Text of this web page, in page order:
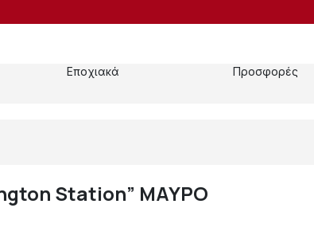
Εποχιακά Προσφορές
Station” ΜΑΥΡΟ